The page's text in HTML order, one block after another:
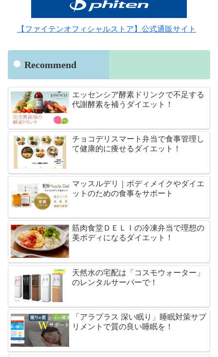
【ファイテンオフィシャルストア】公式通販サイト
Recommend
エッセンシア酵素ドリンクで不足する
代謝酵素を補うダイエット！
チョコデリスマート弁当で食事管理し
て健康的に痩せるダイエット！
マッスルデリ｜ボディメイクやダイエ
ットのための食事をサポート
筋肉食堂ＤＥＬＩの冷凍弁当で理想の
美ボディになるダイエット！
天然水の宅配は「コスモウォーター」
のレンタルサーバーで！
「アラプラス 深い眠り」睡眠対策サプ
リメントで質の良い睡眠を！